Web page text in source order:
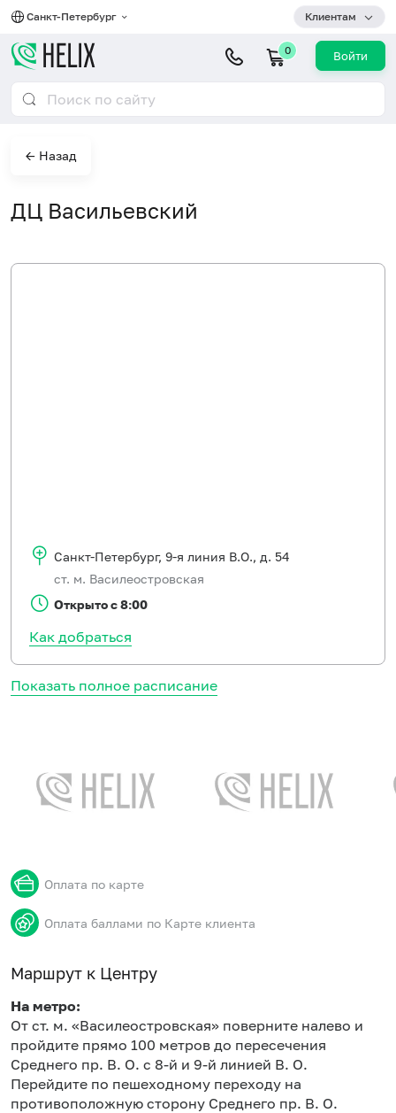
Санкт-Петербург Клиентам
0 Войти
← Назад
ДЦ Васильевский
Показать полное расписание
Оплата по карте
Оплата баллами по Карте клиента
Маршрут к Центру
На метро:
От ст. м. «Василеостровская» поверните налево и
пройдите прямо 100 метров до пересечения
Среднего пр. В. О. с 8-й и 9-й линией В. О.
Перейдите по пешеходному переходу на
противоположную сторону Среднего пр. В. О.
Санкт-Петербург, 9-я линия В.О., д. 54
ст. м. Василеостровская
Открыто с 8:00
Как добраться